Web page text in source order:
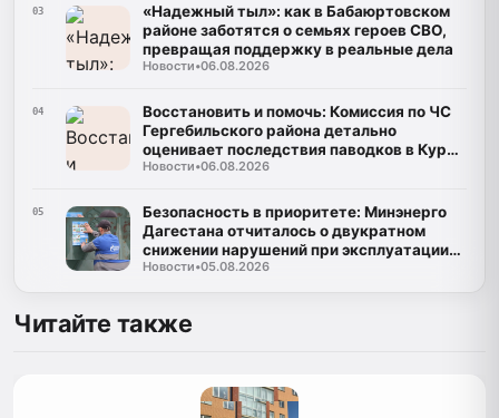
03
«Надежный тыл»: как в Бабаюртовском
районе заботятся о семьях героев СВО,
превращая поддержку в реальные дела
Новости•06.08.2026
04
Восстановить и помочь: Комиссия по ЧС
Гергебильского района детально
оценивает последствия паводков в Курми
и Хвартикуни
Новости•06.08.2026
05
Безопасность в приоритете: Минэнерго
Дагестана отчиталось о двукратном
снижении нарушений при эксплуатации
газа
Новости•05.08.2026
Читайте также